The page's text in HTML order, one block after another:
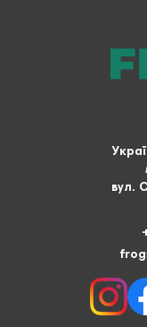
вул.